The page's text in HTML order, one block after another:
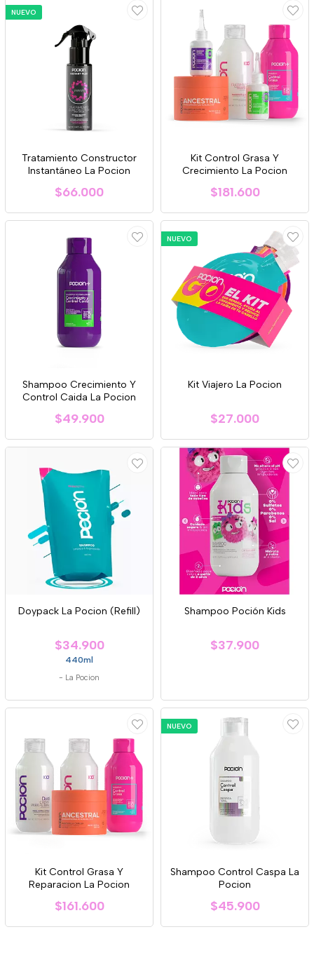
NUEVO
Tratamiento Constructor
Instantáneo La Pocion
$66.000
Kit Control Grasa Y
Crecimiento La Pocion
$181.600
Shampoo Crecimiento Y
Control Caida La Pocion
$49.900
NUEVO
Kit Viajero La Pocion
$27.000
Doypack La Pocion (Refill)
$34.900
440ml
- La Pocion
Shampoo Poción Kids
$37.900
Kit Control Grasa Y
Reparacion La Pocion
$161.600
NUEVO
Shampoo Control Caspa La
Pocion
$45.900